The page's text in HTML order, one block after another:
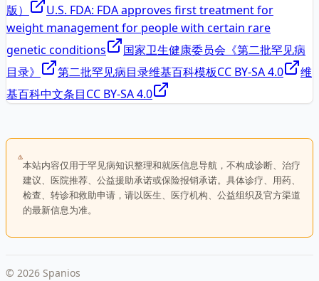
版）
U.S. FDA: FDA approves first treatment for
weight management for people with certain rare
genetic conditions
国家卫生健康委员会《第二批罕见病
目录》
第二批罕见病目录维基百科模板CC BY-SA 4.0
维
基百科中文条目CC BY-SA 4.0
本站内容仅用于罕见病知识整理和就医信息导航，不构成诊断、治疗
建议、医院推荐、公益援助承诺或保险报销承诺。具体诊疗、用药、
检查、转诊和救助申请，请以医生、医疗机构、公益组织及官方渠道
的最新信息为准。
© 2026 Spanios